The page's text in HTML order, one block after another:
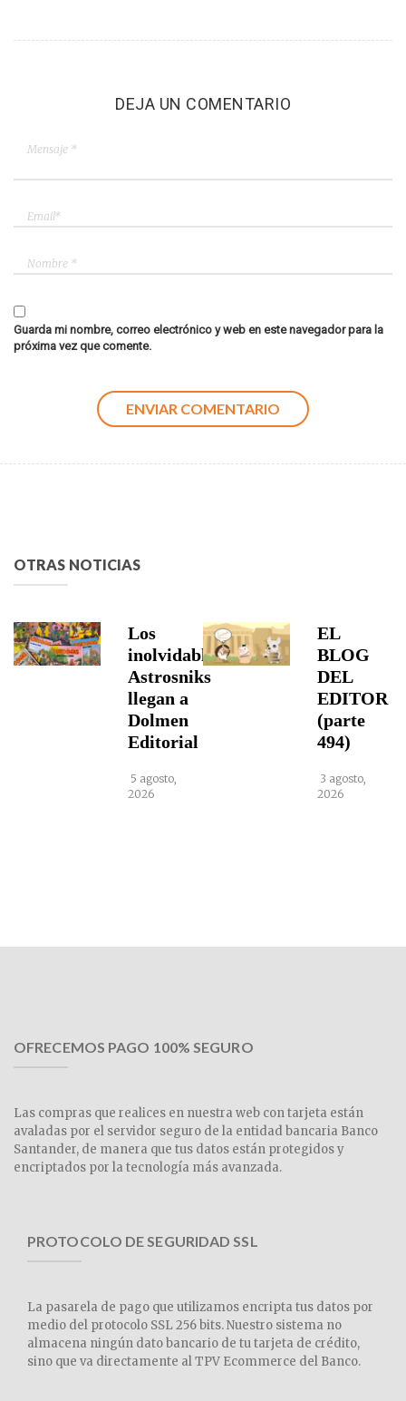
DEJA UN COMENTARIO
Guarda mi nombre, correo electrónico y web en este navegador para la
próxima vez que comente.
OTRAS NOTICIAS
Los
inolvidables
Astrosniks
llegan a
Dolmen
Editorial
5 agosto,
2026
EL
BLOG
DEL
EDITOR
(parte
494)
3 agosto,
2026
OFRECEMOS PAGO 100% SEGURO
Las compras que realices en nuestra web con tarjeta están
avaladas por el servidor seguro de la entidad bancaria Banco
Santander, de manera que tus datos están protegidos y
encriptados por la tecnología más avanzada.
PROTOCOLO DE SEGURIDAD SSL
La pasarela de pago que utilizamos encripta tus datos por
medio del protocolo SSL 256 bits. Nuestro sistema no
almacena ningún dato bancario de tu tarjeta de crédito,
sino que va directamente al TPV Ecommerce del Banco.